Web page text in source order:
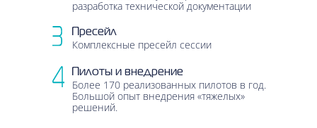
Более 170 реализованных пилотов в год.
Большой опыт внедрения «тяжелых»
решений.
Пилоты и внедрение
Комплексные пресейл сессии
Пресейл
разработка технической документации